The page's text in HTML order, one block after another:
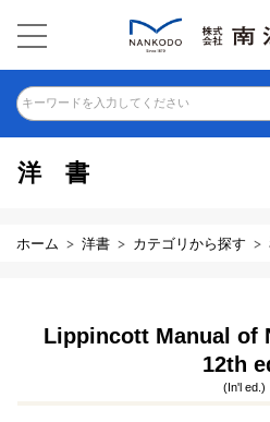
キーワードを入力してください
洋書
ホーム 洋書 カテゴリから探す
Lippincott Manual of
12th
(In'l ed.)